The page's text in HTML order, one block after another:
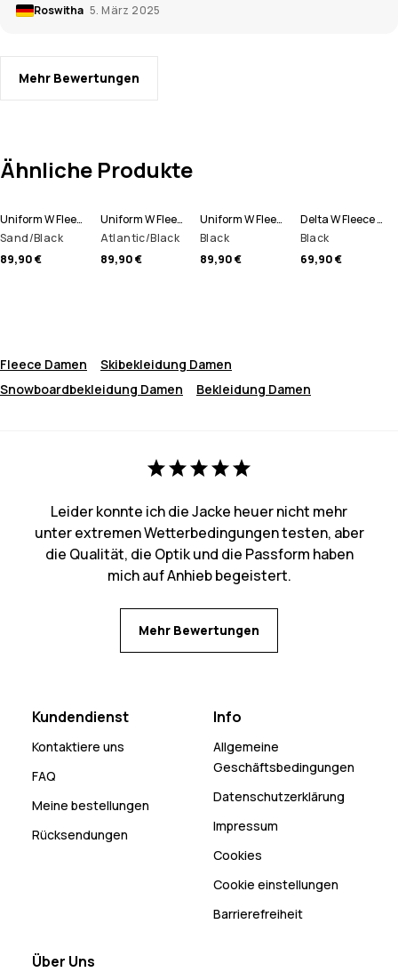
Roswitha 5. März 2025
Mehr Bewertungen
Ähnliche Produkte
Uniform W Fleece Hoodie Damen
Sand/Black
89,90 €
Uniform W Fleece Hoodie Damen
Atlantic/Black
89,90 €
Uniform W Fleece Hoodie Damen
Black
89,90 €
Delta W Fleece Hoodie Damen
Black
69,90 €
Fleece Damen
Skibekleidung Damen
Snowboardbekleidung Damen
Bekleidung Damen
Leider konnte ich die Jacke heuer nicht mehr
unter extremen Wetterbedingungen testen, aber
die Qualität, die Optik und die Passform haben
mich auf Anhieb begeistert.
Mehr Bewertungen
Kundendienst
Kontaktiere uns
FAQ
Meine bestellungen
Rücksendungen
Info
Allgemeine
Geschäftsbedingungen
Datenschutzerklärung
Impressum
Cookies
Cookie einstellungen
Barrierefreiheit
Über Uns